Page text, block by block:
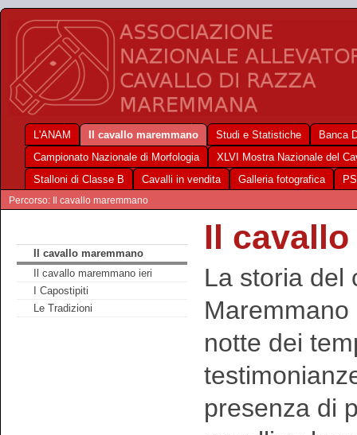
L'ANAM Il cavallo maremmano Studi e Statistiche
Banca
Campionato Nazionale di Morfologia
XLVI Mostra Nazionale del
Stalloni di Classe B
Cavalli in vendita Galleria fotografica
Percorso: Il cavallo maremmano
Il cavallo maremmano
Il cavallo maremmano ieri
I Capostipiti
Le Tradizioni
Il
La storia del
notte dei
presenza di